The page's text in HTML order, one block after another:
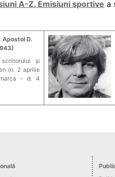
A-Z. Emisiuni sportive a
Apostol D.
și
(n. 2 aprilie
- d. 4